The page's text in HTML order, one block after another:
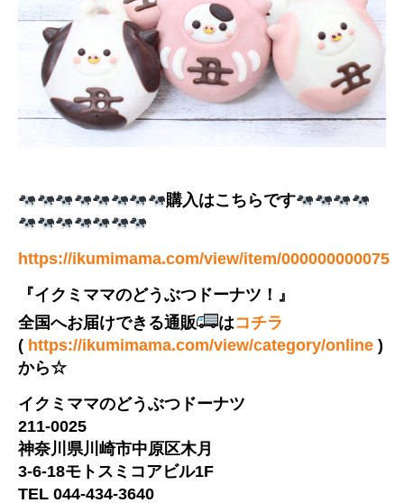
購入はこちらです
https://ikumimama.com/view/item/000000000075
『イクミママのどうぶつドーナツ！』
全国へお届けできる通販
はコチラ
( https://ikumimama.com/view/category/online )
から☆
イクミママのどうぶつドーナツ
211-0025
神奈川県川崎市中原区木月
3-6-18モトスミコアビル1F
TEL 044-434-3640